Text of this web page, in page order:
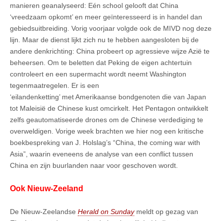
manieren geanalyseerd: Eén school gelooft dat China
‘vreedzaam opkomt’ en meer geïnteresseerd is in handel dan
gebiedsuitbreiding. Vorig voorjaar volgde ook de MIVD nog deze
lijn. Maar de dienst lijkt zich nu te hebben aangesloten bij de
andere denkrichting: China probeert op agressieve wijze Azië te
beheersen. Om te beletten dat Peking de eigen achtertuin
controleert en een supermacht wordt neemt Washington
tegenmaatregelen. Er is een
‘eilandenketting’ met Amerikaanse bondgenoten die van Japan
tot Maleisië de Chinese kust omcirkelt. Het Pentagon ontwikkelt
zelfs geautomatiseerde drones om de Chinese verdediging te
overweldigen. Vorige week brachten we hier nog een kritische
boekbespreking van J. Holslag’s “China, the coming war with
Asia”, waarin eveneens de analyse van een conflict tussen
China en zijn buurlanden naar voor geschoven wordt.
Ook Nieuw-Zeeland
De Nieuw-Zeelandse Herald on Sundaymeldt op gezag van